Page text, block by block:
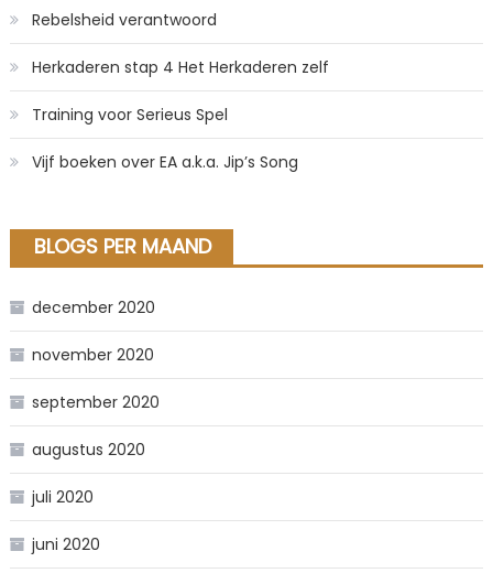
Rebelsheid verantwoord
Herkaderen stap 4 Het Herkaderen zelf
Training voor Serieus Spel
Vijf boeken over EA a.k.a. Jip’s Song
BLOGS PER MAAND
december 2020
november 2020
september 2020
augustus 2020
juli 2020
juni 2020